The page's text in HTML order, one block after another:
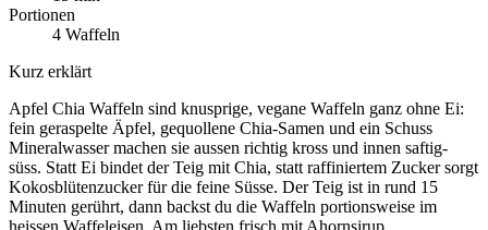
Portionen
4 Waffeln
Kurz erklärt
Apfel Chia Waffeln sind knusprige, vegane Waffeln ganz ohne Ei:
fein geraspelte Äpfel, gequollene Chia-Samen und ein Schuss
Mineralwasser machen sie aussen richtig kross und innen saftig-
süss. Statt Ei bindet der Teig mit Chia, statt raffiniertem Zucker sorgt
Kokosblütenzucker für die feine Süsse. Der Teig ist in rund 15
Minuten gerührt, dann backst du die Waffeln portionsweise im
heissen Waffeleisen. Am liebsten frisch mit Ahornsirup,